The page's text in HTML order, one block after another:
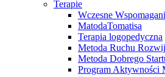
Terapie
Wczesne
MatodaTomatisa
Terapia logopedyczna
Metoda Ruchu
Metoda Dobrego
Program